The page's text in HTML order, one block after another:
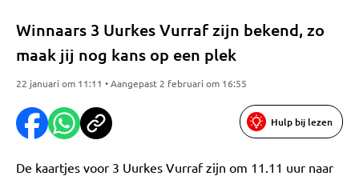
Winnaars 3 Uurkes Vurraf zijn bekend, zo
maak jij nog kans op een plek
22 januari om 11:11 • Aangepast 2 februari om 16:55
Hulp bij lezen
De kaartjes voor 3 Uurkes Vurraf zijn om 11.11 uur naar